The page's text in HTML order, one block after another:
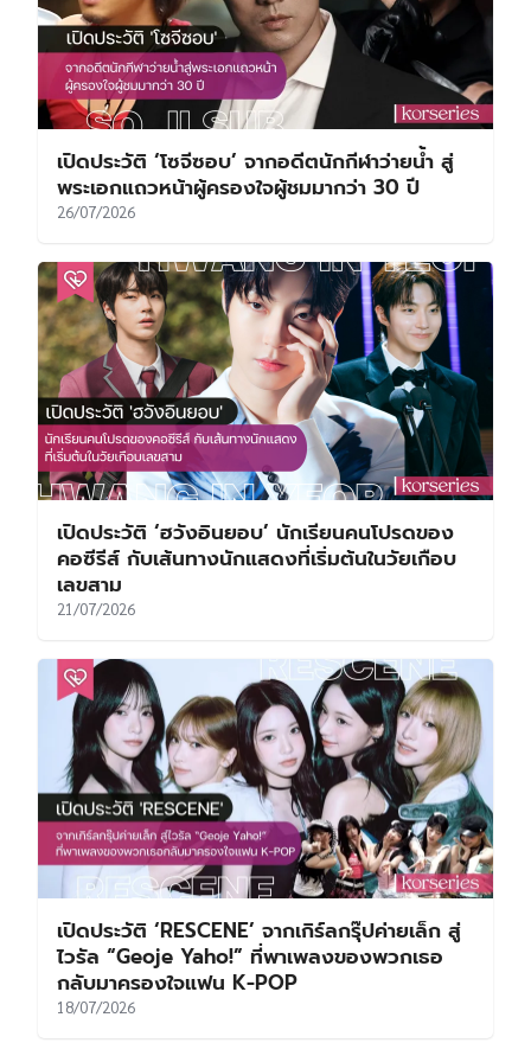
เปิดประวัติ ‘โซจีซอบ’ จากอดีตนักกีฬาว่ายน้ำ สู่
พระเอกแถวหน้าผู้ครองใจผู้ชมมากว่า 30 ปี
26/07/2026
เปิดประวัติ ‘ฮวังอินยอบ’ นักเรียนคนโปรดของ
คอซีรีส์ กับเส้นทางนักแสดงที่เริ่มต้นในวัยเกือบ
เลขสาม
21/07/2026
เปิดประวัติ ‘RESCENE’ จากเกิร์ลกรุ๊ปค่ายเล็ก สู่
ไวรัล “Geoje Yaho!” ที่พาเพลงของพวกเธอ
กลับมาครองใจแฟน K-POP
18/07/2026